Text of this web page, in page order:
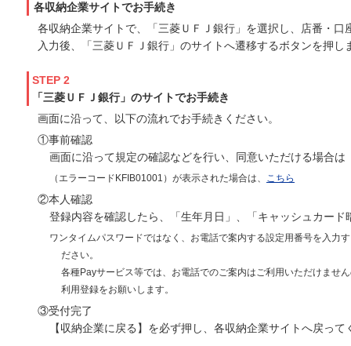
各収納企業サイトでお手続き
各収納企業サイトで、「三菱ＵＦＪ銀行」を選択し、店番・口
入力後、「三菱ＵＦＪ銀行」のサイトへ遷移するボタンを押し
STEP 2
「三菱ＵＦＪ銀行」のサイトでお手続き
画面に沿って、以下の流れでお手続きください。
①事前確認
画面に沿って規定の確認などを行い、同意いただける場合
（エラーコードKFIB01001）が表示された場合は、 こちら
②本人確認
登録内容を確認したら、「生年月日」、「キャッシュカー
ワンタイムパスワードではなく、お電話で案内する設定用番号を入力
ださい。
各種Payサービス等では、お電話でのご案内はご利用いただけませ
利用登録をお願いします。
③受付完了
【収納企業に戻る】を必ず押し、各収納企業サイトへ戻って